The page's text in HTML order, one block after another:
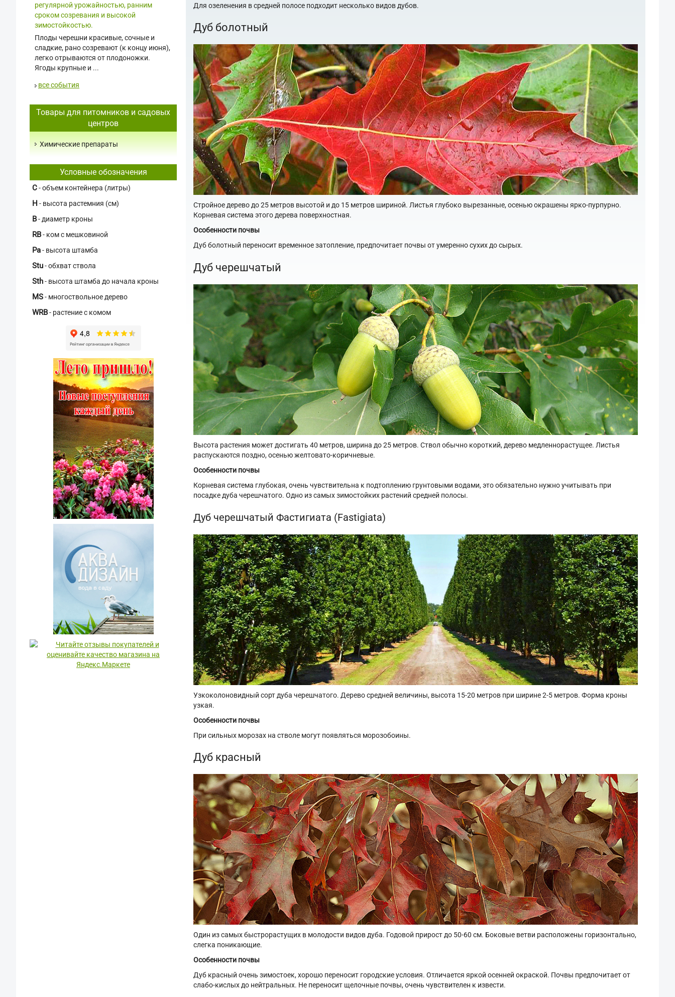
регулярной урожайностью, ранним
сроком созревания и высокой
зимостойкостью.
Плоды черешни красивые, сочные и
сладкие, рано созревают (к концу июня),
легко отрываются от плодоножки.
Ягоды крупные и ...
все события
Товары для питомников и садовых
центров
Химические препараты
Условные обозначения
C- объем контейнера (литры)
H - высота растемния (см)
В- диаметр кроны
RB- ком с мешковиной
Pa- высота штамба
Stu- обхват ствола
Sth- высота штамба до начала кроны
MS- многоствольное дерево
WRB- растение с комом
Для озеленения в средней полосе подходит несколько видов дубов.
Дуб болотный
Стройное дерево до 25 метров высотой и до 15 метров шириной. Листья глубоко вырезанные, осенью окрашены ярко-пурпурно.
Корневая система этого дерева поверхностная.
Особенности почвы
Дуб болотный переносит временное затопление, предпочитает почвы от умеренно сухих до сырых.
Дуб черешчатый
Высота растения может достигать 40 метров, ширина до 25 метров. Ствол обычно короткий, дерево медленнорастущее. Листья
распускаются поздно, осенью желтовато-коричневые.
Особенности почвы
Корневая система глубокая, очень чувствительна к подтоплению грунтовыми водами, это обязательно нужно учитывать при
посадке дуба черешчатого. Одно из самых зимостойких растений средней полосы.
Дуб черешчатый Фастигиата (Fastigiata)
Узкоколоновидный сорт дуба черешчатого. Дерево средней величины, высота 15-20 метров при ширине 2-5 метров. Форма кроны
узкая.
Особенности почвы
При сильных морозах на стволе могут появляться морозобоины.
Дуб красный
Один из самых быстрорастущих в молодости видов дуба. Годовой прирост до 50-60 см. Боковые ветви расположены горизонтально,
слегка поникающие.
Особенности почвы
Дуб красный очень зимостоек, хорошо переносит городские условия. Отличается яркой осенней окраской. Почвы предпочитает от
слабо-кислых до нейтральных. Не переносит щелочные почвы, очень чувствителен к извести.